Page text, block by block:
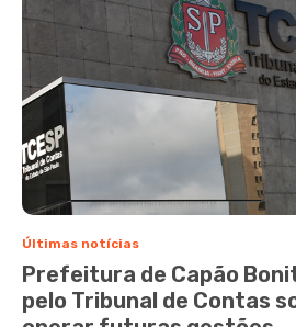
Últimas notícias
Prefeitura de Capão
pelo Tribunal de Contas